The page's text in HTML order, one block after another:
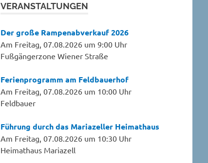
VERANSTALTUNGEN
Der große Rampenabverkauf 2026
Am Freitag, 07.08.2026 um 9:00 Uhr
Fußgängerzone Wiener Straße
Ferienprogramm am Feldbauerhof
Am Freitag, 07.08.2026 um 10:00 Uhr
Feldbauer
Führung durch das Mariazeller Heimathaus
Am Freitag, 07.08.2026 um 10:30 Uhr
Heimathaus Mariazell